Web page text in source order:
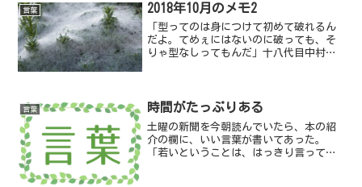
言葉 2018年10月のメモ2
「型ってのは身につけて初めて破れるん
だよ。てめぇにはないのに破っても、そ
りゃ型なしってもんだ」十八代目中村勘
言葉 時間がたっぷりある
土曜の新聞を今朝読んでいたら、本の紹
介の欄に、いい言葉が書いてあった。
「若いということは、はっきり言って無